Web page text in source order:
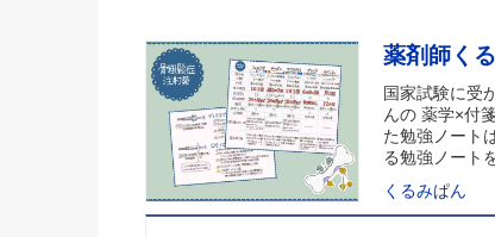
薬剤師く
国家試験に受
んの 薬学×付
た勉強ノート
る勉強ノート
くるみぱん